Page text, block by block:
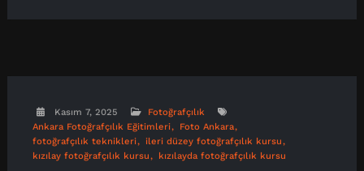
Kasım 7, 2025
Fotoğrafçılık
Ankara Fotoğrafçılık Eğitimleri
Foto Ankara
fotoğrafçılık teknikleri
ileri düzey fotoğrafçılık kursu
kızılay fotoğrafçılık kursu
kızılayda fotoğrafçılık kursu